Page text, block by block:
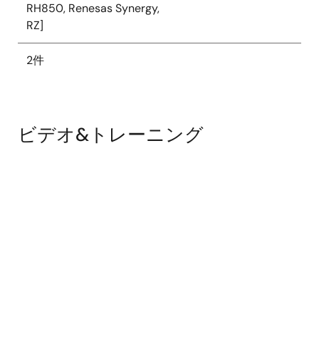
RH850, Renesas Synergy,
RZ]
2件
ビデオ&トレーニング